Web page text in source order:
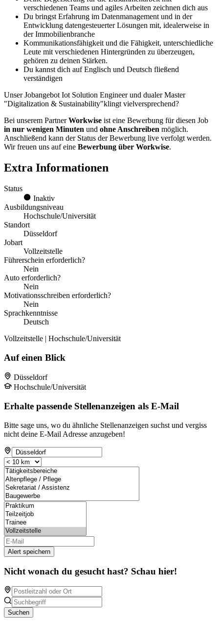
verschiedenen Teams und agiles Arbeiten zeichnen dich aus
Du bringst Erfahrung im Datenmanagement und in der
Entwicklung datengesteuerter Lösungen mit, idealerweise in
der Immobilienbranche
Kommunikationsfähigkeit und die Fähigkeit, unterschiedliche
Leute mit verschiedenen Hintergründen zu überzeugen,
gehören zu deinen Stärken.
Du kannst dich auf Englisch und Deutsch fließend
verständigen
Unser Jobangebot Iot Solution Engineer und dualer Master
"Digitalization & Sustainability"klingt vielversprechend?
Bei unserem PartnerWorkwise ist eine Bewerbung für diesen Job
in nur wenigen Minuten und ohne Anschreiben möglich.
Anschließend kann der Status der Bewerbung live verfolgt werden.
Wir freuen uns auf eine Bewerbung über Workwise.
Extra Informationen
Status
Inaktiv
Ausbildungsniveau
Hochschule/Universität
Standort
Düsseldorf
Jobart
Vollzeitstelle
Führerschein erforderlich?
Nein
Auto erforderlich?
Nein
Motivationsschreiben erforderlich?
Nein
Sprachkenntnisse
Deutsch
Vollzeitstelle | Hochschule/Universität
Auf einen Blick
Düsseldorf
Hochschule/Universität
Erhalte passende Stellenanzeigen als E-Mail
Bitte sage uns, wo du ähnliche Stellenanzeigen suchst und vergiss
nicht deine E-Mail Adresse anzugeben!
Alert speichern
Nicht wonach du gesucht hast? Schau hier!
Suchen